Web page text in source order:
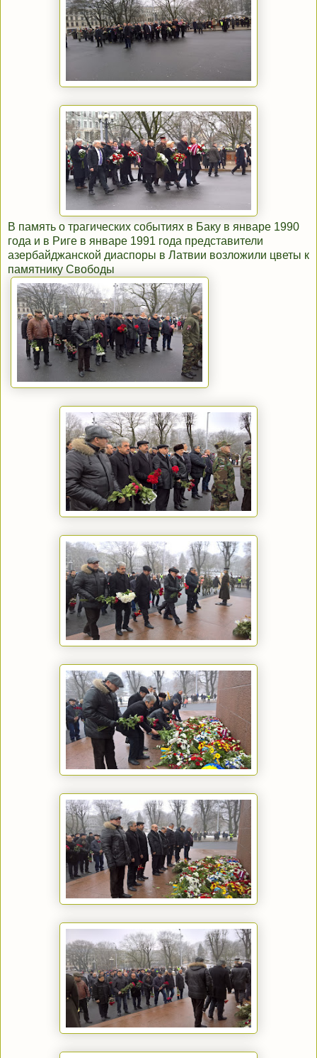
В память о трагических событиях в Баку в январе 1990
года и в Риге в январе 1991 года представители
азербайджанской диаспоры в Латвии возложили цветы к
памятнику Свободы